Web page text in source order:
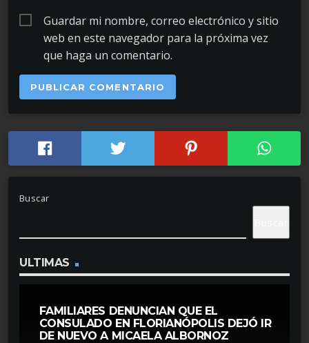
Guardar mi nombre, correo electrónico y sitio
web en este navegador para la próxima vez
que haga un comentario.
Buscar
ULTIMAS
FAMILIARES DENUNCIAN QUE EL
CONSULADO EN FLORIANÓPOLIS DEJÓ IR
DE NUEVO A MICAELA ALBORNOZ